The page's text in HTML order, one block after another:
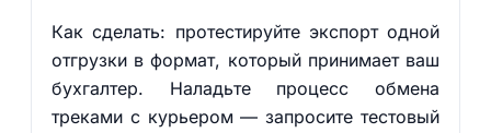
Как сделать: протестируйте экспорт одной
отгрузки в формат, который принимает ваш
бухгалтер. Наладьте процесс обмена
треками с курьером — запросите тестовый